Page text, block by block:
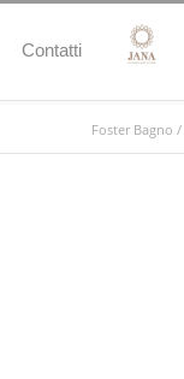
Contatti
Foster Bagno /